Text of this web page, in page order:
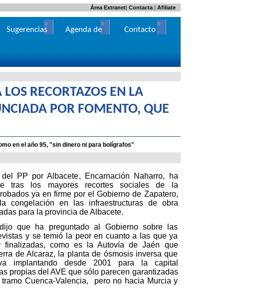
RECORTAZOS EN LA
POR FOMENTO, QUE
en el año 95, "sin dinero ni para bolígrafos"
PP por Albacete, Encarnación Naharro, ha
tras los mayores recortes sociales de la
ya en firme por el Gobierno de Zapatero,
congelación en las infraestructuras de obra
para la provincia de Albacete.
que ha preguntado al Gobierno sobre las
y se temió la peor en cuanto a las que ya
finalizadas, como es la Autovía de Jaén que
de Alcaraz, la planta de ósmosis inversa que
implantando desde 2001 para la capital
propias del AVE que sólo parecen garantizadas
Cuenca-Valencia, pero no hacia Murcia y
| Contacta| Afiliate
Área Extranet
Sugerencias
Agenda de
Contacto